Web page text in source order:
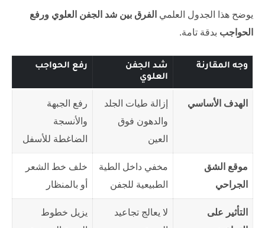
يوضح هذا الجدول العلمي الفرق بين شد الجفن العلوي ورفع
الحواجب بدقة تامة.
وجه المقارنة
شد الجفن
العلوي
رفع الحواجب
الهدف الأساسي
إزالة طيات الجلد
والدهون فوق
العين
رفع الجبهة
والأنسجة
الضاغطة للأسفل
موقع الشق
الجراحي
مخفي داخل الطية
الطبيعية للجفن
خلف خط الشعر
أو بالمنظار
التأثير على
لا يعالج تجاعيد
يزيل خطوط